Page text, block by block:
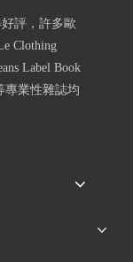
評，許多歐
Clothing
Label Book
專業性雜誌均